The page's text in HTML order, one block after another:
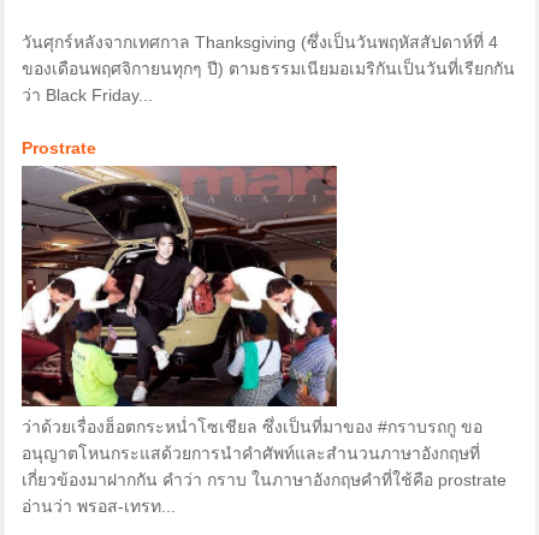
วันศุกร์หลังจากเทศกาล Thanksgiving (ซึ่งเป็นวันพฤหัสสัปดาห์ที่ 4
ของเดือนพฤศจิกายนทุกๆ ปี) ตามธรรมเนียมอเมริกันเป็นวันที่เรียกกัน
ว่า Black Friday...
Prostrate
ว่าด้วยเรื่องฮ็อตกระหน่ำโซเชียล ซึ่งเป็นที่มาของ #กราบรถกู ขอ
อนุญาตโหนกระแสด้วยการนำคำศัพท์และสำนวนภาษาอังกฤษที่
เกี่ยวข้องมาฝากกัน คำว่า กราบ ในภาษาอังกฤษคำที่ใช้คือ prostrate
อ่านว่า พรอส-เทรท...